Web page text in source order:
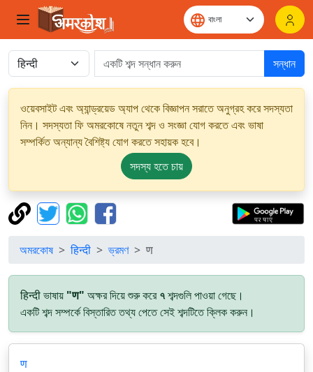
সন্ধান
ওয়েবসাইট এবং অ্যান্ড্রয়েড অ্যাপ থেকে বিজ্ঞাপন সরাতে অনুগ্রহ করে সদস্যতা
নিন। সদস্যতা ফি অমরকোষে নতুন শব্দ ও সংজ্ঞা যোগ করতে এবং ভাষা
সম্পর্কিত অন্যান্য বৈশিষ্ট্য যোগ করতে সহায়ক হবে।
সদস্য হতে চায়
অমরকোষ हिन्दी ভ্রমণ ण
हिन्दी ভাষায় "ण" অক্ষর দিয়ে শুরু করে৭শব্দগুলি পাওয়া গেছে।
একটি শব্দ সম্পর্কে বিস্তারিত তথ্য পেতে সেই শব্দটিতে ক্লিক করুন।
ण